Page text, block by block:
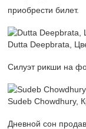
приобрести билет.
Dutta Deepbrata,
Силуэт рикши на
Sudeb Chowdhury,
Дневной сон